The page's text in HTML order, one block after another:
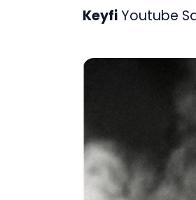
KeyfiYoutube